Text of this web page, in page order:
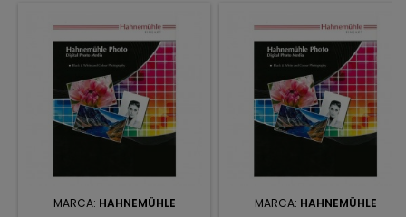
MARCA: HAHNEMÜHLE MARCA: HAHNEMÜHLE